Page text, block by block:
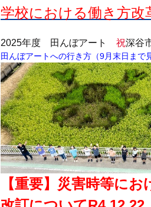
学校における働き方
2025年度 田んぼアート 祝深谷
田んぼアートへの行き方（9月末日まで
【重要】災害時等に